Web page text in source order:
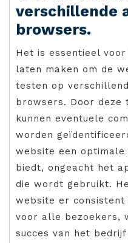
verschillende
browsers.
Het is essentieel
laten maken om de
testen op
browsers. Door deze
kunnen eventuele
worden
website een
biedt, ongeacht het
die wordt gebruikt.
website er
voor alle bezoekers,
succes van het bedrijf